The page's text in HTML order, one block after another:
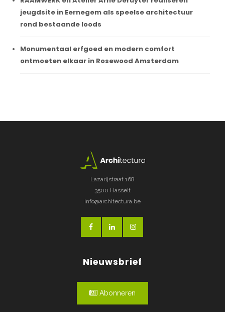
jeugdsite in Eernegem als speelse architectuur
rond bestaande loods
Monumentaal erfgoed en modern comfort
ontmoeten elkaar in Rosewood Amsterdam
Lazarijstraat 168
3500 Hasselt
info@architectura.be
Nieuwsbrief
Abonneren